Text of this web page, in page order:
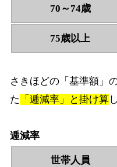
70～74歳
75歳以上
さきほどの「基準額」
た
「逓減率」と掛け算
逓減率
世帯人員